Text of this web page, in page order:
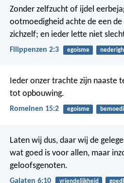
Zonder zelfzucht of ijdel
ootmoedigheid achte de een
zichzelf; en ieder lette niet
Filippenzen 2:3 egoisme
Ieder onzer trachte zijn naaste
tot opbouwing.
Romeinen 15:2 egoisme
Laten wij dus, daar wij de
wat goed is voor allen, maar
geloofsgenoten.
Galaten 6:10 vriendelijkheid